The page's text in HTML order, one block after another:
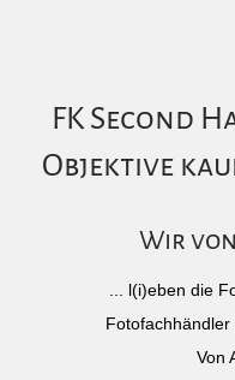
FK Second
Objektive
Wir
... l(i)eben die
Fotofachhändler
Von